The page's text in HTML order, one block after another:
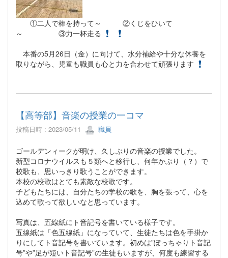
①二人で棒を持って～ ②くじをひいて
～ ③力一杯走る
本番の5月26日（金）に向けて、水分補給や十分な休養を
取りながら、児童も職員も心と力を合わせて頑張ります
【高等部】音楽の授業の一コマ
投稿日時 : 2023/05/11 職員
ゴールデンィークが明け、久しぶりの音楽の授業でした。
新型コロナウイルスも５類へと移行し、何年かぶり（？）で
校歌も、思いっきり歌うことができます。
本校の校歌はとても素敵な校歌です。
子どもたちには、自分たちの学校の歌を、胸を張って、心を
込めて歌って欲しいなと思っています。
写真は、五線紙にト音記号を書いている様子です。
五線紙は「色五線紙」になっていて、生徒たちは色を手掛か
りにしてト音記号を書いています。初めは”ぽっちゃりト音記
号”や”足が短いト音記号”の生徒もいますが、何度も練習する